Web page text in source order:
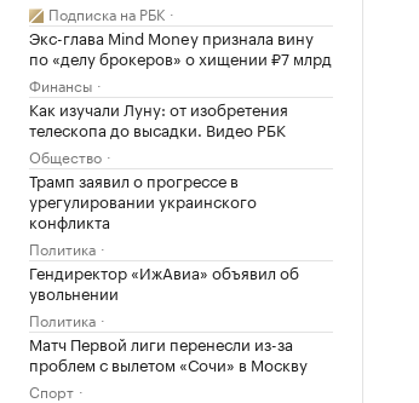
Подписка на РБК
Экс-глава Mind Money признала вину
по «делу брокеров» о хищении ₽7 млрд
Финансы
Как изучали Луну: от изобретения
телескопа до высадки. Видео РБК
Общество
Трамп заявил о прогрессе в
урегулировании украинского
конфликта
Политика
Гендиректор «ИжАвиа» объявил об
увольнении
Политика
Матч Первой лиги перенесли из-за
проблем с вылетом «Сочи» в Москву
Спорт